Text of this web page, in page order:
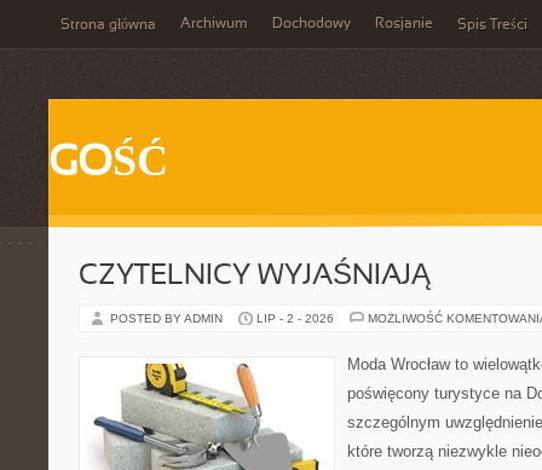
Strona główna Archiwum Dochodowy Rosjanie Spis Treści
GOŚĆ
CZYTELNICY WYJAŚNIAJĄ
POSTED BY ADMIN LIP - 2 - 2026 MOŻLIWOŚĆ
Moda Wrocław to
poświęcony turystyce na
szczególnym
które tworzą niezwykle